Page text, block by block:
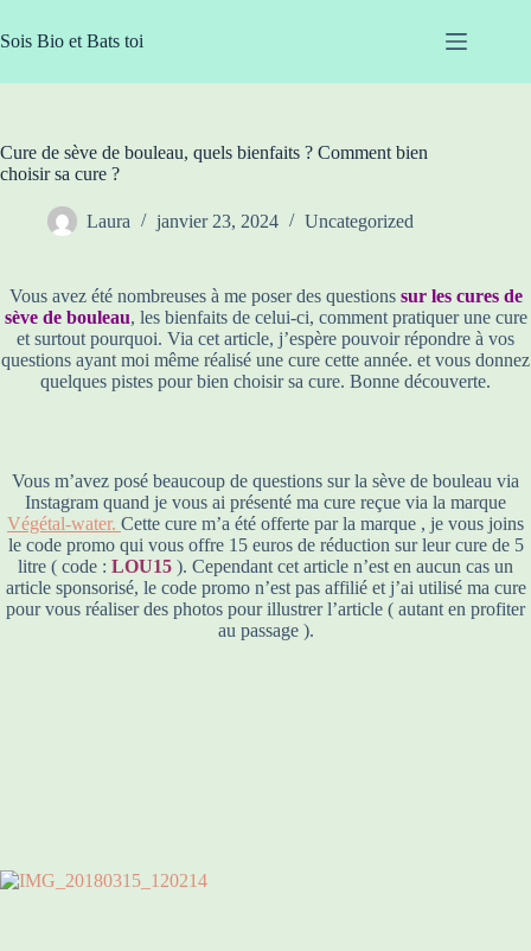
au
contenu
Sois Bio et Bats toi
Cure de sève de bouleau, quels bienfaits ? Comment bien
choisir sa cure ?
Laura janvier 23, 2024 Uncategorized
Vous avez été nombreuses à me poser des questions sur les cures de
sève de bouleau, les bienfaits de celui-ci, comment pratiquer une cure
et surtout pourquoi. Via cet article, j’espère pouvoir répondre à vos
questions ayant moi même réalisé une cure cette année. et vous donnez
quelques pistes pour bien choisir sa cure. Bonne découverte.
Vous m’avez posé beaucoup de questions sur la sève de bouleau via
Instagram quand je vous ai présenté ma cure reçue via la marque
Végétal-water. Cette cure m’a été offerte par la marque , je vous joins
le code promo qui vous offre 15 euros de réduction sur leur cure de 5
litre ( code : LOU15 ). Cependant cet article n’est en aucun cas un
article sponsorisé, le code promo n’est pas affilié et j’ai utilisé ma cure
pour vous réaliser des photos pour illustrer l’article ( autant en profiter
au passage ).